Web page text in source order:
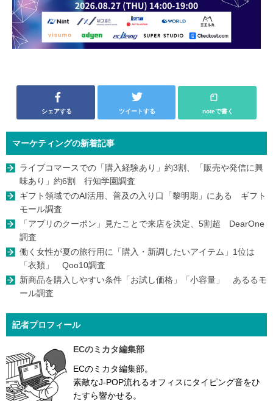
シェアする ツイートする noteで書く
マーケティングの新着記事
ライブコマースでの「購入経験あり」約3割、「販売や発信に興
味あり」約6割 行知学園調査
ギフト領域でのAI活用、普及の入り口「黎明期」にある ギフト
モール調査
「アプリのクーポン」見たことで来店を決定、5割超 DearOne
調査
働く女性が夏の旅行用に「購入・新調したいアイテム」1位は
「衣類」 Qoo10調査
新商品を購入しやすい条件「お試し価格」「小容量」 あるるモ
ール調査
記者プロフィール
ECのミカタ編集部
ECのミカタ編集部。
素敵なJ-POP流れるオフィスにタイピング音をひ
たすら響かせる。